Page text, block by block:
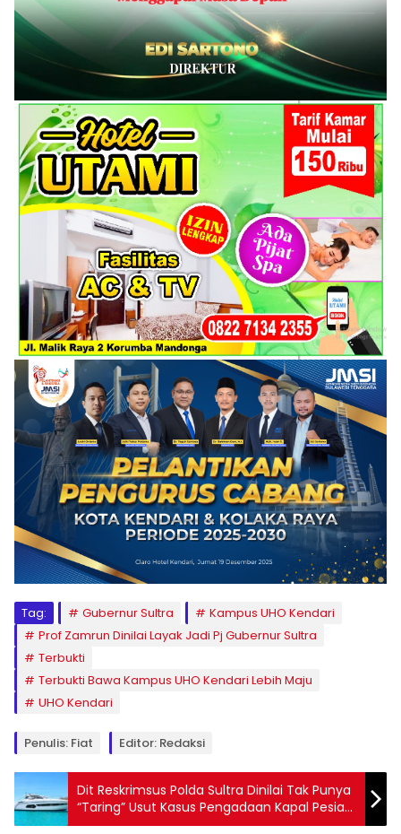
Tag: Gubernur Sultra
Kampus UHO Kendari
Prof Zamrun Dinilai Layak Jadi Pj Gubernur Sultra
Terbukti
Terbukti Bawa Kampus UHO Kendari Lebih Maju
UHO Kendari
Penulis: Fiat Editor: Redaksi
Dit Reskrimsus Polda Sultra Dinilai Tak Punya
“Taring” Usut Kasus Pengadaan Kapal Pesiar
Pemprov